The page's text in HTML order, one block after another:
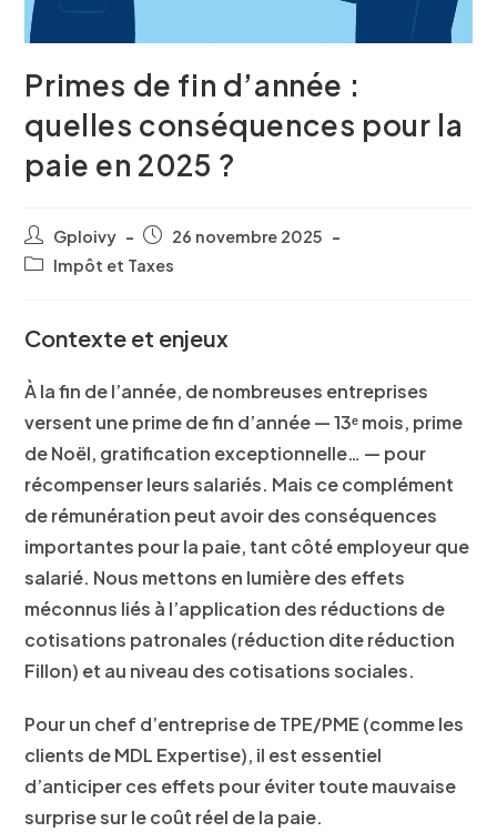
Primes de fin d’année :
quelles conséquences pour la
paie en 2025 ?
Gploivy
26 novembre 2025
Impôt et Taxes
Contexte et enjeux
À la fin de l’année, de nombreuses entreprises
versent une prime de fin d’année — 13ᵉ mois, prime
de Noël, gratification exceptionnelle… — pour
récompenser leurs salariés. Mais ce complément
de rémunération peut avoir des conséquences
importantes pour la paie, tant côté employeur que
salarié. Nous mettons en lumière des effets
méconnus liés à l’application des réductions de
cotisations patronales (réduction dite réduction
Fillon) et au niveau des cotisations sociales.
Pour un chef d’entreprise de TPE/PME (comme les
clients de MDL Expertise), il est essentiel
d’anticiper ces effets pour éviter toute mauvaise
surprise sur le coût réel de la paie.